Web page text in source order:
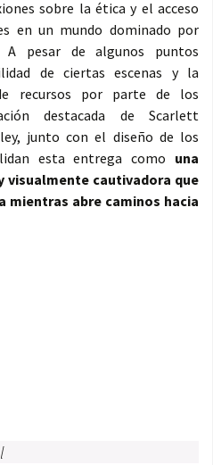
sobre la ética y el acceso
en un mundo dominado por
A pesar de algunos puntos
de ciertas escenas y la
recursos por parte de los
destacada de Scarlett
junto con el diseño de los
esta entrega como una
visualmente cautivadora que
abre caminos hacia